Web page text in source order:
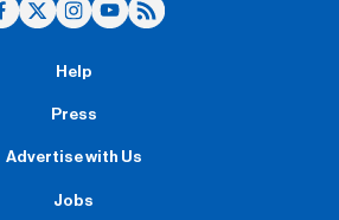
Help
Press
Advertise with Us
Jobs